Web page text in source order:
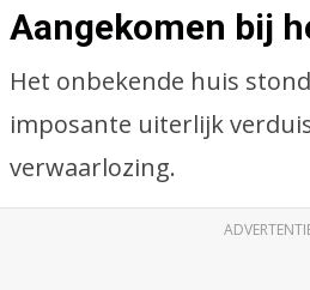
Aangekomen bij
Het onbekende huis
imposante uiterlijk
verwaarlozing.